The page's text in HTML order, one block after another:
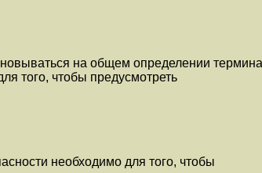
на общем определении термина
того, чтобы предусмотреть
необходимо для того, чтобы